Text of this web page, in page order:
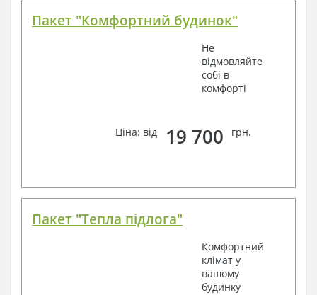
Пакет "Комфортний будинок"
Не
відмовляйте
собі в
комфорті
Ціна: від 19 700 грн.
Пакет "Тепла підлога"
Комфортний
клімат у
вашому
будинку